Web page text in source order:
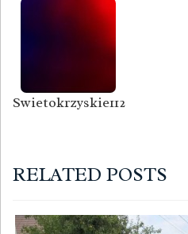
Swietokrzyskie112
RELATED POSTS